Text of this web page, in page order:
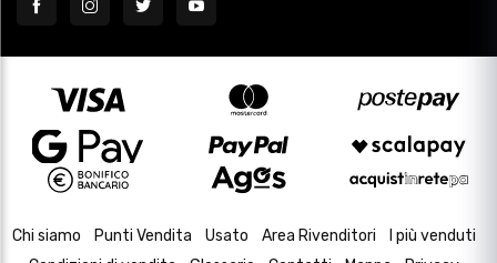
Chi siamo Punti Vendita Usato Area Rivenditori
I più venduti